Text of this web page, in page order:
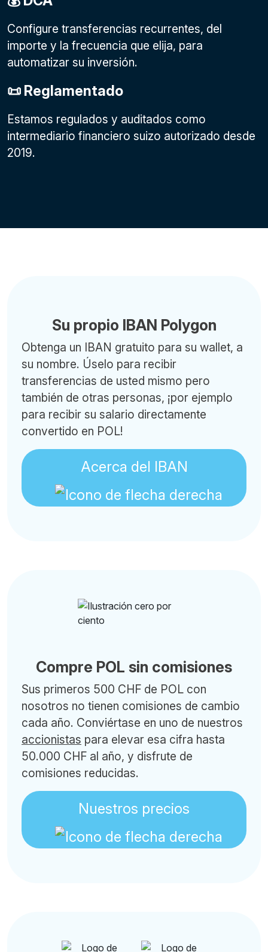
Configure transferencias recurrentes, del
importe y la frecuencia que elija, para
automatizar su inversión.
📜 Reglamentado
Estamos regulados y auditados como
intermediario financiero suizo autorizado desde
2019.
Su propio IBAN Polygon
Obtenga un IBAN gratuito para su wallet, a
su nombre. Úselo para recibir
transferencias de usted mismo pero
también de otras personas, ¡por ejemplo
para recibir su salario directamente
convertido en POL!
Acerca del IBAN
Compre POL sin comisiones
Sus primeros 500 CHF de POL con
nosotros no tienen comisiones de cambio
cada año. Conviértase en uno de nuestros
accionistas para elevar esa cifra hasta
50.000 CHF al año, y disfrute de
comisiones reducidas.
Nuestros precios